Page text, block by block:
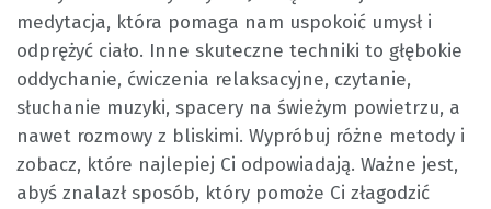
medytacja, która pomaga nam uspokoić umysł i
odprężyć ciało. Inne skuteczne techniki to głębokie
oddychanie, ćwiczenia relaksacyjne, czytanie,
słuchanie muzyki, spacery na świeżym powietrzu, a
nawet rozmowy z bliskimi. Wypróbuj różne metody i
zobacz, które najlepiej Ci odpowiadają. Ważne jest,
abyś znalazł sposób, który pomoże Ci złagodzić